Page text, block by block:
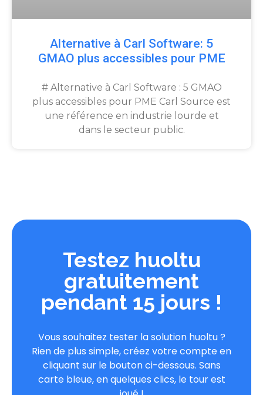
Alternative à Carl Software: 5
GMAO plus accessibles pour PME
# Alternative à Carl Software : 5 GMAO
plus accessibles pour PME Carl Source est
une référence en industrie lourde et
dans le secteur public.
Testez huoltu
gratuitement
pendant 15 jours !
Vous souhaitez tester la solution huoltu ?
Rien de plus simple, créez votre compte en
cliquant sur le bouton ci-dessous. Sans
carte bleue, en quelques clics, le tour est